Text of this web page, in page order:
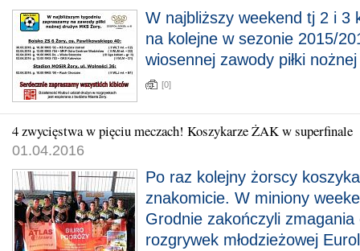
W najbliższy weekend tj 2 i 3
na kolejne w sezonie 2015/
wiosennej zawody piłki
[0]
4 zwycięstwa w pięciu meczach! Koszykarze ŻAK w superfinale
01.04.2016
Po raz kolejny żorscy
znakomicie. W miniony
Grodnie zakończyli
rozgrywek młodzieżowej